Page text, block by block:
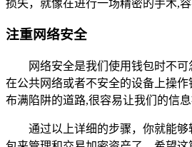
损失，就像在进行一场精密的手术,容
注重网络安全
网络安全是我们使用钱包时不
在公共网络或者不安全的设备上操
布满陷阱的道路,很容易让我们的信息
通过以上详细的步骤，你就能够